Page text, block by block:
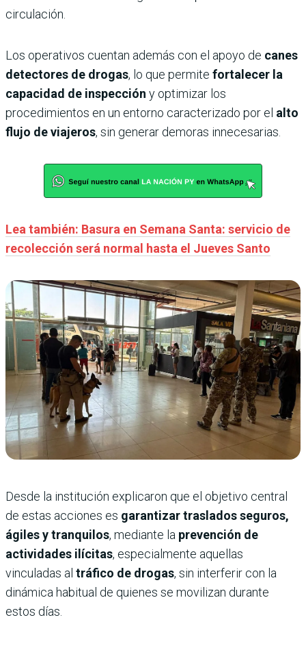
circulación.
Los operativos cuentan además con el apoyo de canes
detectores de drogas, lo que permite fortalecer la
capacidad de inspección y optimizar los
procedimientos en un entorno caracterizado por el alto
flujo de viajeros, sin generar demoras innecesarias.
Lea también: Basura en Semana Santa: servicio de
recolección será normal hasta el Jueves Santo
Desde la institución explicaron que el objetivo central
de estas acciones es garantizar traslados seguros,
ágiles y tranquilos, mediante la prevención de
actividades ilícitas, especialmente aquellas
vinculadas al tráfico de drogas, sin interferir con la
dinámica habitual de quienes se movilizan durante
estos días.